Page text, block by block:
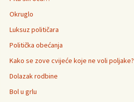
Okruglo
Luksuz političara
Politička obećanja
Kako se zove cvijeće koje ne voli poljake?
Dolazak rodbine
Bol u grlu